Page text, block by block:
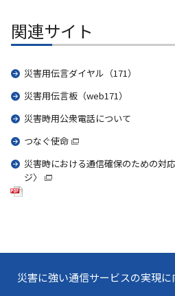
関連サイト
災害用伝言ダイヤル（171）
災害用伝言板（web171）
災害時用公衆電話について
つなぐ使命
災害時における通信確保のための対
ジ〉
災害に強い通信サービスの実現に